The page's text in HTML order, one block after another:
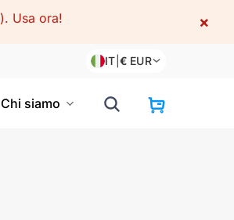
). Usa ora! ×
IT |€ EUR
Chi siamo